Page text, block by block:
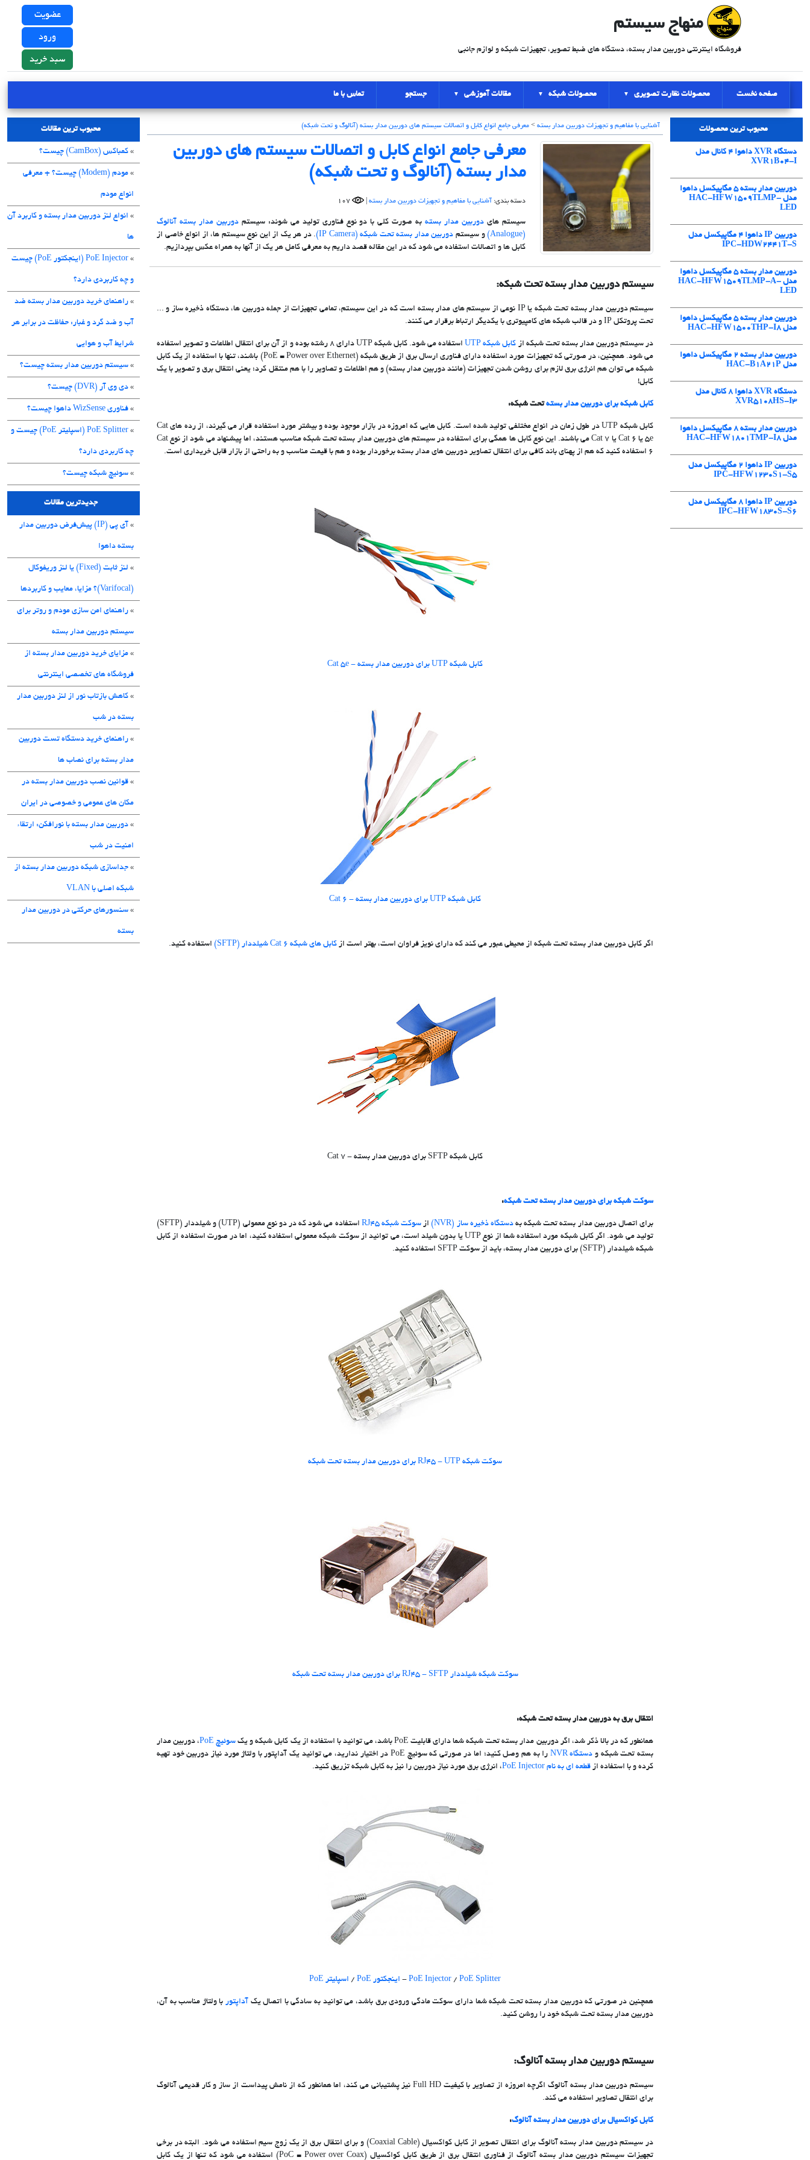
منهاج سیستم
عضویت
ورود
سبد خرید
فروشگاه اینترنتی دوربین مدار بسته، دستگاه های ضبط تصویر، تجهیزات شبکه و لوازم جانبی
صفحه نخست محصولات نظارت تصویری محصولات شبکه مقالات آموزشی جستجو تماس با ما
محبوب ترین محصولات
دستگاه XVR داهوا 4 کانال مدل
XVR1B04-I
دوربین مدار بسته 5 مگاپیکسل داهوا
مدل HAC-HFW1509TLMP-
LED
دوربین IP داهوا 4 مگاپیکسل مدل
IPC-HDW2441T-S
دوربین مدار بسته 5 مگاپیکسل داهوا
مدل HAC-HFW1509TLMP-A-
LED
دوربین مدار بسته 5 مگاپیکسل داهوا
مدل HAC-HFW1500THP-I8
دوربین مدار بسته ۲ مگاپیکسل داهوا
مدل HAC-B1A21P
دستگاه XVR داهوا 8 کانال مدل
XVR5108HS-I3
دوربین مدار بسته 8 مگاپیکسل داهوا
مدل HAC-HFW1801TMP-I8
دوربین IP داهوا 2 مگاپیکسل مدل
IPC-HFW1230S1-S5
دوربین IP داهوا 8 مگاپیکسل مدل
IPC-HFW1830S-S6
آشنایی با مفاهیم و تجهیزات دوربین مدار بسته > معرفی جامع انواع کابل و اتصالات سیستم های دوربین مدار بسته (آنالوگ و تحت شبکه)
معرفی جامع انواع کابل و اتصالات سیستم های دوربین
مدار بسته (آنالوگ و تحت شبکه)
دسته بندی: آشنایی با مفاهیم و تجهیزات دوربین مدار بسته
سیستم های دوربین مدار بستهبه صورت کلی با دو نوع فناوری تولید می شوند: سیستمدوربین مدار بسته آنالوگ
(Analogue)
و سیستم دوربین مدار بسته تحت شبکه (IP Camera)
. در هر یک از این نوع سیستم ها، از انواع خاصی از
کابل ها و اتصالات استفاده می شود که در این مقاله قصد داریم به معرفی کامل هر یک از آنها به همراه عکس بپردازیم.
سیستم دوربین مدار بسته تحت شبکه:
سیستم دوربین مدار بسته تحت شبکه یا IP نوعی از سیستم های مدار بسته است که در این سیستم، تمامی تجهیزات از جمله دوربین ها، دستگاه ذخیره ساز و ...
تحت پروتکل IP و در قالب شبکه های کامپیوتری با یکدیگر ارتباط برقرار می کنند.
در سیستم دوربین مدار بسته تحت شبکه از کابل شبکه UTP
استفاده می شود. کابل شبکه UTP دارای 8 رشته بوده و از آن برای انتقال اطلاعات و تصویر استفاده
می شود. همچنین، در صورتی که تجهیزات مورد استفاده دارای فناوری ارسال برق از طریق شبکه (PoE = Power over Ethernet) باشند، تنها با استفاده از یک کابل
شبکه می توان هم انرژی برق لازم برای روشن شدن تجهیزات (مانند دوربین مدار بسته) و هم اطلاعات و تصاویر را با هم منتقل کرد؛ یعنی انتقال برق و تصویر با یک
کابل!
کابل شبکه برای دوربین مدار بستهتحت شبکه:
کابل شبکه UTP در طول زمان در انواع مختلفی تولید شده است. کابل هایی که امروزه در بازار موجود بوده و بیشتر مورد استفاده قرار می گیرند، از رده های Cat
5e یا Cat 6 یا Cat 7 می باشند. این نوع کابل ها همگی برای استفاده در سیستم های دوربین مدار بسته تحت شبکه مناسب هستند، اما پیشنهاد می شود از نوع Cat
6 استفاده کنید که هم از پهنای باند کافی برای انتقال تصاویر دوربین های مدار بسته برخوردار بوده و هم با قیمت مناسب و به راحتی از بازار قابل خریداری است.
کابل شبکه UTP برای دوربین مدار بسته - Cat 5e
کابل شبکه UTP برای دوربین مدار بسته - Cat 6
اگر کابل دوربین مدار بسته تحت شبکه از محیطی عبور می کند که دارای نویز فراوان است، بهتر است از کابل های شبکه Cat 6 شیلددار (SFTP) استفاده کنید.
کابل شبکه SFTP برای دوربین مدار بسته - Cat 7
سوکت شبکه برای دوربین مدار بسته تحت شبکه:
برای اتصال دوربین مدار بسته تحت شبکه بهدستگاه ذخیره ساز (NVR) از سوکت شبکه RJ45
استفاده می شود که در دو نوع معمولی (UTP) و شیلددار (SFTP)
تولید می شود. اگر کابل شبکه مورد استفاده شما از نوع UTP یا بدون شیلد است، می توانید از سوکت شبکه معمولی استفاده کنید، اما در صورت استفاده از کابل
شبکه شیلددار (SFTP) برای دوربین مدار بسته، باید از سوکت SFTP استفاده کنید.
سوکت شبکه RJ45 - UTP برای دوربین مدار بسته تحت شبکه
سوکت شبکه شیلددار RJ45 - SFTP برای دوربین مدار بسته تحت شبکه
انتقال برق به دوربین مدار بسته تحت شبکه:
همانطور که در بالا ذکر شد، اگر دوربین مدار بسته تحت شبکه شما دارای قابلیت PoE باشد، می توانید با استفاده از یک کابل شبکه و یک سوئیچ PoE
، دوربین مدار
بسته تحت شبکه و دستگاه NVR
را به هم وصل کنید؛ اما در صورتی که سوئیچ PoE در اختیار ندارید، می توانید یک آداپتور با ولتاژ مورد نیاز دوربین خود تهیه
کرده و با استفاده از قطعه ای به نام PoE Injector ، انرژی برق مورد نیاز دوربین را نیز به کابل شبکه تزریق کنید.
PoE Injector / PoE Splitter
- اینجکتور PoE / اسپلیتر PoE
همچنین در صورتی که دوربین مدار بسته تحت شبکه شما دارای سوکت مادگی ورودی برق باشد، می توانید به سادگی با اتصال یک آداپتوربا ولتاژ مناسب به آن،
دوربین مدار بسته تحت شبکه خود را روشن کنید.
سیستم دوربین مدار بسته آنالوگ:
سیستم دوربین مدار بسته آنالوگ اگرچه امروزه از تصاویر با کیفیت Full HD نیز پشتیبانی می کند، اما همانطور که از نامش پیداست از ساز و کار قدیمی آنالوگ
برای انتقال تصاویر استفاده می کند.
کابل کواکسیال برای دوربین مدار بسته آنالوگ:
در سیستم دوربین مدار بسته آنالوگ برای انتقال تصویر از کابل کواکسیال (Coaxial Cable) و برای انتقال برق از یک زوج سیم استفاده می شود. البته در برخی
تجهیزات سیستم دوربین مدار بسته آنالوگ از فناوری انتقال برق از طریق کابل کواکسیال (PoC = Power over Coax) استفاده می شود که تنها از یک کابل
محبوب ترین مقالات
» کمباکس (CamBox) چیست؟
» مودم (Modem) چیست؟ + معرفی
انواع مودم
» انواع لنز دوربین مدار بسته و کاربرد آن
ها
» PoE Injector (اینجکتور PoE) چیست
و چه کاربردی دارد؟
» راهنمای خرید دوربین مدار بسته ضد
آب و ضد گرد و غبار: حفاظت در برابر هر
شرایط آب و هوایی
» سیستم دوربین مدار بسته چیست؟
» دی وی آر (DVR) چیست؟
» فناوری WizSense داهوا چیست؟
» PoE Splitter (اسپلیتر PoE) چیست و
چه کاربردی دارد؟
» سوئیچ شبکه چیست؟
جدیدترین مقالات
» آی پی (IP) پیش‌فرض دوربین مدار
بسته داهوا
» لنز ثابت (Fixed) یا لنز وریفوکال
(Varifocal)؟ مزایا، معایب و کاربردها
» راهنمای امن سازی مودم و روتر برای
سیستم دوربین مدار بسته
» مزایای خرید دوربین مدار بسته از
فروشگاه های تخصصی اینترنتی
» کاهش بازتاب نور از لنز دوربین مدار
بسته در شب
» راهنمای خرید دستگاه تست دوربین
مدار بسته برای نصاب ها
» قوانین نصب دوربین مدار بسته در
مکان های عمومی و خصوصی در ایران
» دوربین مدار بسته با نورافکن: ارتقاء
امنیت در شب
» جداسازی شبکه دوربین مدار بسته از
شبکه اصلی با VLAN
» سنسورهای حرکتی در دوربین مدار
بسته